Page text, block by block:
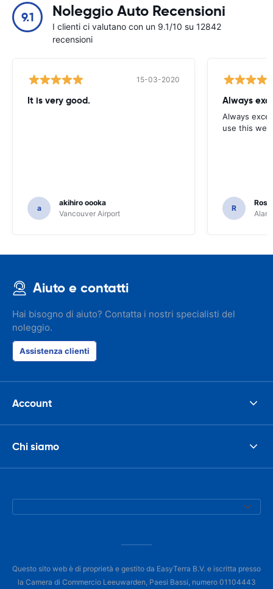
9.1 Noleggio Auto Recensioni
I clienti ci valutano con un 9.1/10 su 12842
recensioni
15-03-2020
It is very good.
a
akihiro oooka
Vancouver Airport
Always
Always
use this
R
Aiuto e contatti
Hai bisogno di aiuto? Contatta i nostri specialisti del
noleggio.
Assistenza clienti
Account
Chi siamo
Questo sito web è di proprietà e gestito da EasyTerra B.V. e iscritta presso
la Camera di Commercio Leeuwarden, Paesi Bassi, numero 01104443